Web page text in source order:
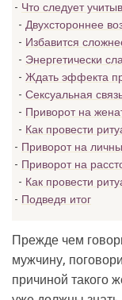
Что следует
Двухстороннее
Избавится
Энергетически
Ждать эффекта
Сексуальная
Приворот на
Как провести
Приворот на
Приворот на
Как провести
Подведя итог
Прежде чем
мужчину,
причиной такого